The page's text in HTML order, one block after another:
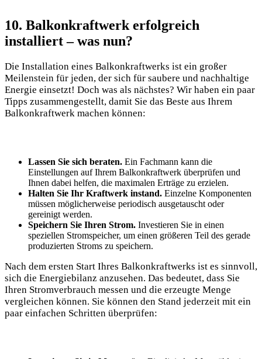
10.‌ Balkonkraftwerk erfolgreich
installiert ⁣– was nun?
Die Installation eines ‍Balkonkraftwerks ist ein ‌großer
Meilenstein⁣ für jeden, der ‍sich​ für saubere und nachhaltige
Energie einsetzt! Doch was als nächstes?⁢ Wir ‌haben‌ ein paar‌
Tipps zusammengestellt, damit Sie‌ das Beste aus​ Ihrem‍
Balkonkraftwerk ‍machen können:
Lassen⁢ Sie ⁢sich beraten. ​Ein Fachmann kann die
Einstellungen auf Ihrem Balkonkraftwerk überprüfen und⁤
Ihnen dabei helfen, die‍ maximalen Erträge zu erzielen.
Halten ⁤Sie Ihr Kraftwerk​ instand. ‌Einzelne Komponenten
müssen möglicherweise periodisch ausgetauscht⁢ oder
gereinigt werden.
Speichern Sie Ihren Strom. Investieren Sie in einen⁣
speziellen Stromspeicher, um einen größeren Teil des gerade
produzierten Stroms zu speichern.
Nach dem ⁤ersten Start Ihres Balkonkraftwerks ist⁣ es sinnvoll,
sich ⁢die Energiebilanz anzusehen. Das​ bedeutet, dass Sie
Ihren ⁣Stromverbrauch messen⁢ und ‍die erzeugte ‍Menge
vergleichen können. Sie können den Stand jederzeit ‌mit ein
paar einfachen⁢ Schritten ⁤überprüfen: